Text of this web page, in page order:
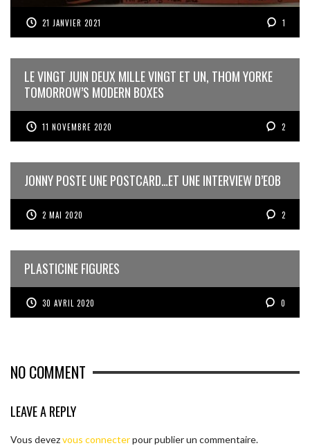
21 JANVIER 2021 1
LE VINGT JUIN DEUX MILLE VINGT ET UN, THOM YORKE
TOMORROW’S MODERN BOXES
11 NOVEMBRE 2020 2
JONNY POSTE UNE POSTCARD…ET UNE INTERVIEW D’EOB
2 MAI 2020 2
PLASTICINE FIGURES
30 AVRIL 2020 0
NO COMMENT
LEAVE A REPLY
Vous devezvous connecterpour publier un commentaire.